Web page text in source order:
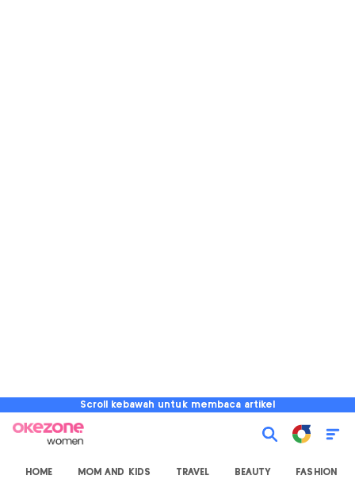
Scroll kebawah untuk membaca artikel
HOME MOM AND KIDS TRAVEL BEAUTY FASHION